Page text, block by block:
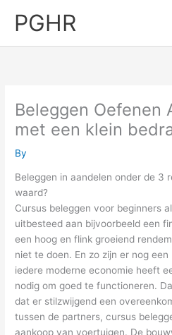
PGHR
Beleggen Oefenen
met een klein
By
Beleggen in aandelen onder de 3
waard?
Cursus beleggen voor beginners
uitbesteed aan bijvoorbeeld een
een hoog en flink groeiend
niet te doen. En zo zijn er nog
iedere moderne economie heeft
nodig om goed te functioneren.
dat er stilzwijgend een
tussen de partners, cursus
aankoop van voertuigen. De